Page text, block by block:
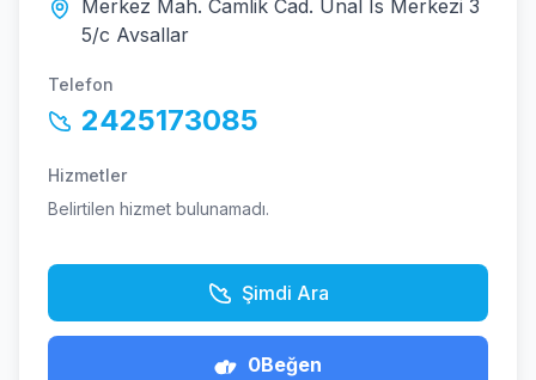
Merkez Mah. Camlik Cad. Unal Is Merkezi 3
5/c Avsallar
Telefon
2425173085
Hizmetler
Belirtilen hizmet bulunamadı.
Şimdi Ara
0Beğen